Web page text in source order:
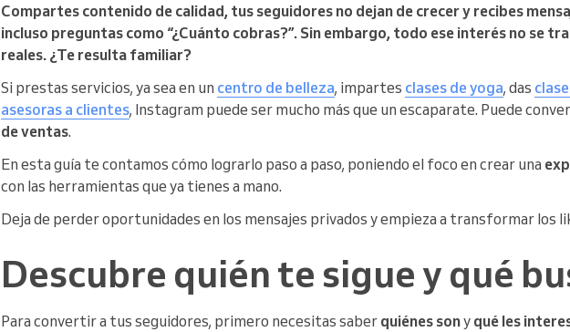
Compartes contenido de calidad, tus seguidores no dejan de crecer y recibes
incluso preguntas como “¿Cuánto cobras?”. Sin embargo, todo ese interés no se
reales. ¿Te resulta familiar?
Si prestas servicios, ya sea en un centro de belleza, impartes clases de yoga, das
asesoras a clientes, Instagram puede ser mucho más que un escaparate. Puede
de ventas.
En esta guía te contamos cómo lograrlo paso a paso, poniendo el foco en crear una
con las herramientas que ya tienes a mano.
Deja de perder oportunidades en los mensajes privados y empieza a transformar los
Descubre quién te sigue y qué
Para convertir a tus seguidores, primero necesitas saber quiénes sony qué les